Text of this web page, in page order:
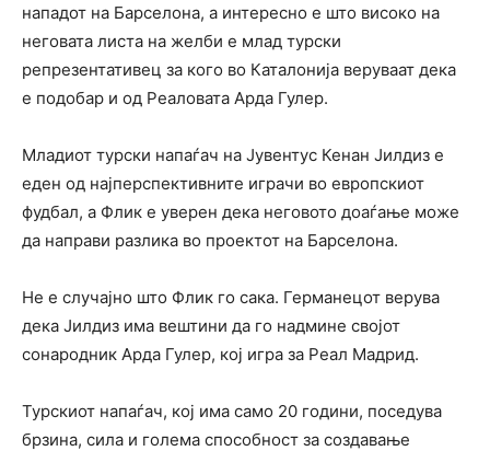
нападот на Барселона, а интересно е што високо на
неговата листа на желби е млад турски
репрезентативец за кого во Каталонија веруваат дека
е подобар и од Реаловата Арда Гулер.
Младиот турски напаѓач на Јувентус Кенан Јилдиз е
еден од најперспективните играчи во европскиот
фудбал, а Флик е уверен дека неговото доаѓање може
да направи разлика во проектот на Барселона.
Не е случајно што Флик го сака. Германецот верува
дека Јилдиз има вештини да го надмине својот
сонародник Арда Гулер, кој игра за Реал Мадрид.
Турскиот напаѓач, кој има само 20 години, поседува
брзина, сила и голема способност за создавање